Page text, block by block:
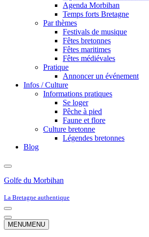
Agenda Morbihan
Temps forts Bretagne
Par thèmes
Festivals de musique
Fêtes bretonnes
Fêtes maritimes
Fêtes médiévales
Pratique
Annoncer un événement
Infos / Culture
Informations pratiques
Se loger
Pêche à pied
Faune et flore
Culture bretonne
Légendes bretonnes
Blog
Golfe du Morbihan
La Bretagne authentique
Menu
de
navigation
Menu
de
MENUMENU